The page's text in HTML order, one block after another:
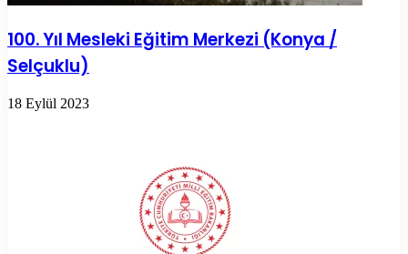
100. Yıl Mesleki Eğitim Merkezi (Konya /
Selçuklu)
18 Eylül 2023